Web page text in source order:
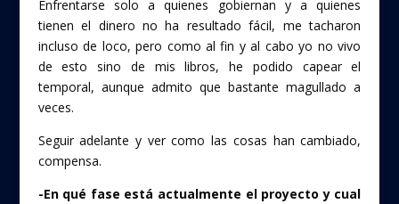
Enfrentarse solo a quienes gobiernan y a quienes
tienen el dinero no ha resultado fácil, me tacharon
incluso de loco, pero como al fin y al cabo yo no vivo
de esto sino de mis libros, he podido capear el
temporal, aunque admito que bastante magullado a
veces.
Seguir adelante y ver como las cosas han cambiado,
compensa.
-En qué fase está actualmente el proyecto y cual